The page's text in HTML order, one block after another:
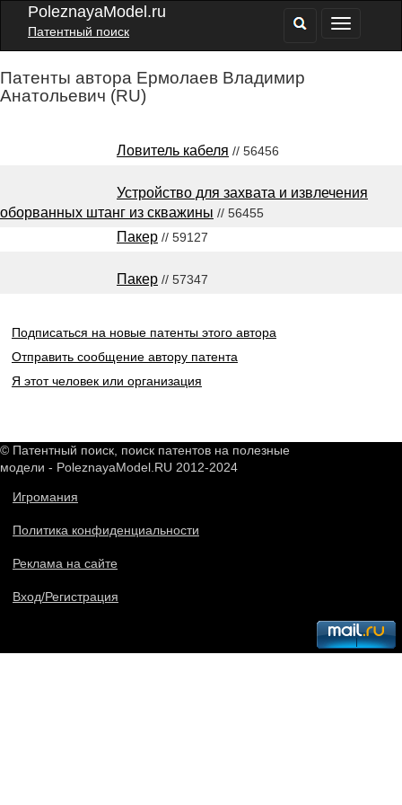
PoleznayaModel.ru
Патентный поиск
Патенты автора Ермолаев Владимир
Анатольевич (RU)
Ловитель кабеля // 56456
Устройство для захвата и извлечения
оборванных штанг из скважины // 56455
Пакер // 59127
Пакер // 57347
Подписаться на новые патенты этого автора
Отправить сообщение автору патента
Я этот человек или организация
© Патентный поиск, поиск патентов на полезные
модели - PoleznayaModel.RU 2012-2024
Игромания
Политика конфиденциальности
Реклама на сайте
Вход/Регистрация